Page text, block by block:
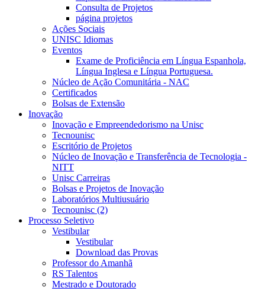
Consulta de Projetos
página projetos
Ações Sociais
UNISC Idiomas
Eventos
Exame de Proficiência em Língua Espanhola,
Língua Inglesa e Língua Portuguesa.
Núcleo de Ação Comunitária - NAC
Certificados
Bolsas de Extensão
Inovação
Inovação e Empreendedorismo na Unisc
Tecnounisc
Escritório de Projetos
Núcleo de Inovação e Transferência de Tecnologia -
NITT
Unisc Carreiras
Bolsas e Projetos de Inovação
Laboratórios Multiusuário
Tecnounisc (2)
Processo Seletivo
Vestibular
Vestibular
Download das Provas
Professor do Amanhã
RS Talentos
Mestrado e Doutorado